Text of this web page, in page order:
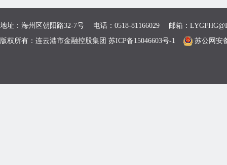
地址：海州区朝阳路32-7号 电话：0518-81166029 邮箱：
版权所有：连云港市金融控股集团 苏ICP备15046603号-1
苏公网安